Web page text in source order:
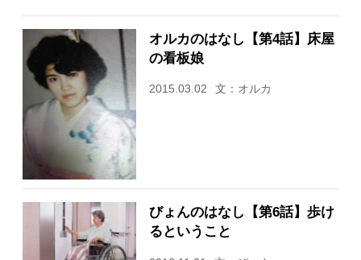
オルカのはなし【第4話】床屋
の看板娘
2015.03.02 文：オルカ
びょんのはなし【第6話】歩け
るということ